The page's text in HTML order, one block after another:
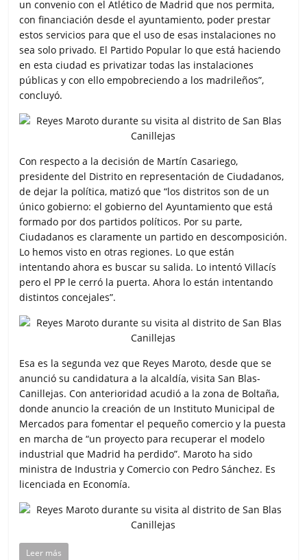
un convenio con el Atlético de Madrid que nos permita,
con financiación desde el ayuntamiento, poder prestar
estos servicios para que el uso de esas instalaciones no
sea solo privado. El Partido Popular lo que está haciendo
en esta ciudad es privatizar todas las instalaciones
públicas y con ello empobreciendo a los madrileños”,
concluyó.
Con respecto a la decisión de Martín Casariego,
presidente del Distrito en representación de Ciudadanos,
de dejar la política, matizó que “los distritos son de un
único gobierno: el gobierno del Ayuntamiento que está
formado por dos partidos políticos. Por su parte,
Ciudadanos es claramente un partido en descomposición.
Lo hemos visto en otras regiones. Lo que están
intentando ahora es buscar su salida. Lo intentó Villacís
pero el PP le cerró la puerta. Ahora lo están intentando
distintos concejales”.
Esa es la segunda vez que Reyes Maroto, desde que se
anunció su candidatura a la alcaldía, visita San Blas-
Canillejas. Con anterioridad acudió a la zona de Boltaña,
donde anuncio la creación de un Instituto Municipal de
Mercados para fomentar el pequeño comercio y la puesta
en marcha de “un proyecto para recuperar el modelo
industrial que Madrid ha perdido”. Maroto ha sido
ministra de Industria y Comercio con Pedro Sánchez. Es
licenciada en Economía.
Leer más